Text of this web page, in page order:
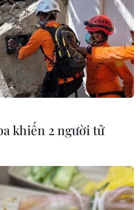
khiến 2 người tử